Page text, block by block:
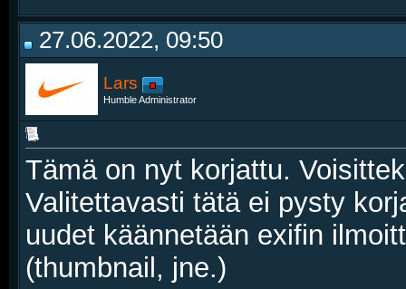
27.06.2022, 09:50
Lars
Humble Administrator
Tämä on nyt korjattu.
Valitettavasti tätä ei pysty
uudet käännetään exifin
(thumbnail, jne.)